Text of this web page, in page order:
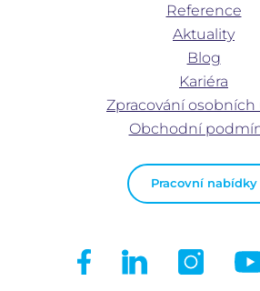
Reference
Aktuality
Blog
Kariéra
Zpracování osobních
Obchodní
Pracovní nabídky